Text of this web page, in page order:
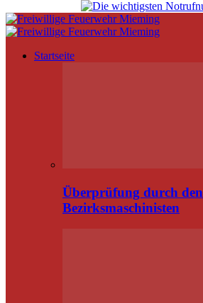
Startseite
Überprüfung durch den
Bezirksmaschinisten